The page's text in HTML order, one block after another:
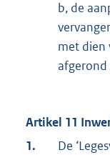
b, de
met dien
afgerond
Artikel 11
1.
De